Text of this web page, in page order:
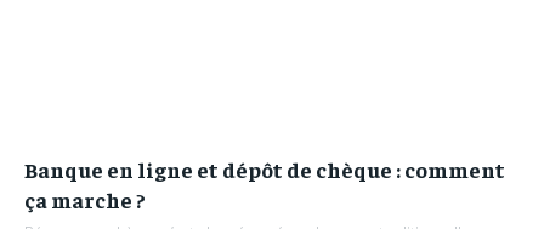
Banque en ligne et dépôt de chèque : comment
ça marche ?